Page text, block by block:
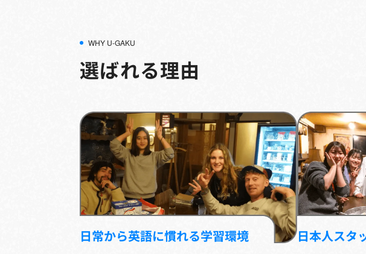
WHY U-GAKU
選ばれる理由
日常から英語に慣れる学習環境 日本人スタ